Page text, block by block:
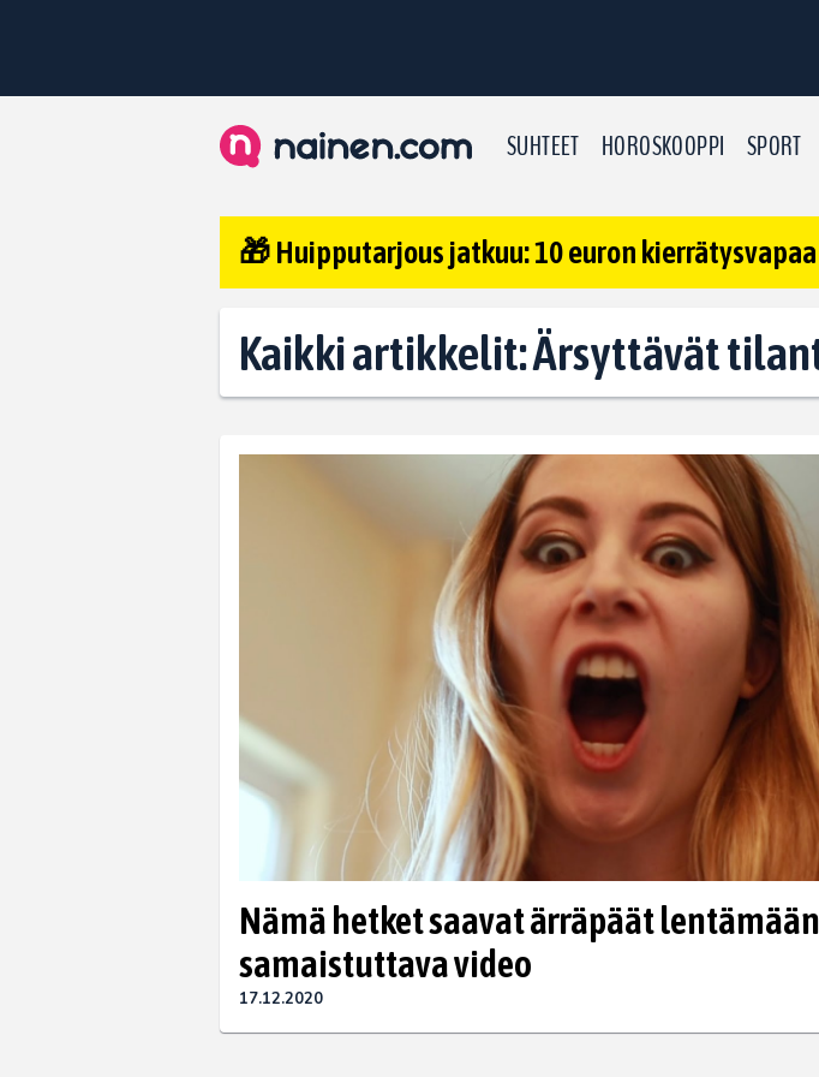
SUHTEET HOROSKOOPPI SPORT
🎁 Huipputarjous jatkuu: 10 euron
Kaikki artikkelit: Ärsyttävät
Nämä hetket saavat ärräpäät
samaistuttava video
17.12.2020